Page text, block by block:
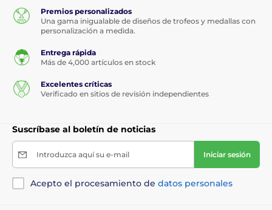
Premios personalizados
Una gama inigualable de diseños de trofeos y medallas con
personalización a medida.
Entrega rápida
Más de 4,000 artículos en stock
Excelentes críticas
Verificado en sitios de revisión independientes
Suscríbase al boletín de noticias
Introduzca aquí su e-mail Iniciar sesión
Acepto el procesamiento de datos personales